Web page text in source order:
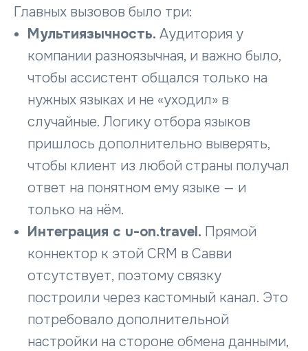
Главных вызовов было три:
Мультиязычность. Аудитория у
компании разноязычная, и важно было,
чтобы ассистент общался только на
нужных языках и не «уходил» в
случайные. Логику отбора языков
пришлось дополнительно выверять,
чтобы клиент из любой страны получал
ответ на понятном ему языке — и
только на нём.
Интеграция с u-on.travel. Прямой
коннектор к этой CRM в Савви
отсутствует, поэтому связку
построили через кастомный канал. Это
потребовало дополнительной
настройки на стороне обмена данными,